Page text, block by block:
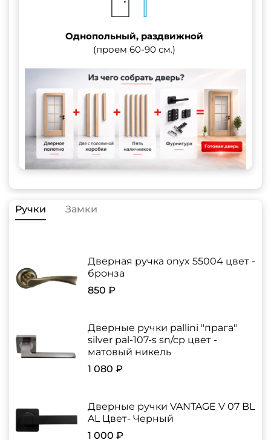
Однопольный, раздвижной
(проем 60-90 см.)
Ручки Замки
Дверная ручка onyx 55004 цвет -
бронза
850 ₽
Дверные ручки pallini "прага"
silver pal-107-s sn/cp цвет -
матовый никель
1 080 ₽
Дверные ручки VANTAGE V 07 BL
AL Цвет- Черный
1 000 ₽